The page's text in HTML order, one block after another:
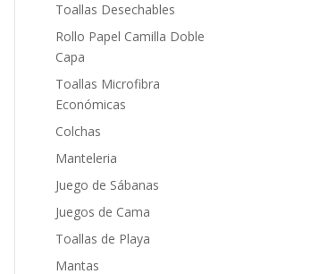
Toallas Desechables
Rollo Papel Camilla Doble
Capa
Toallas Microfibra
Económicas
Colchas
Manteleria
Juego de Sábanas
Juegos de Cama
Toallas de Playa
Mantas